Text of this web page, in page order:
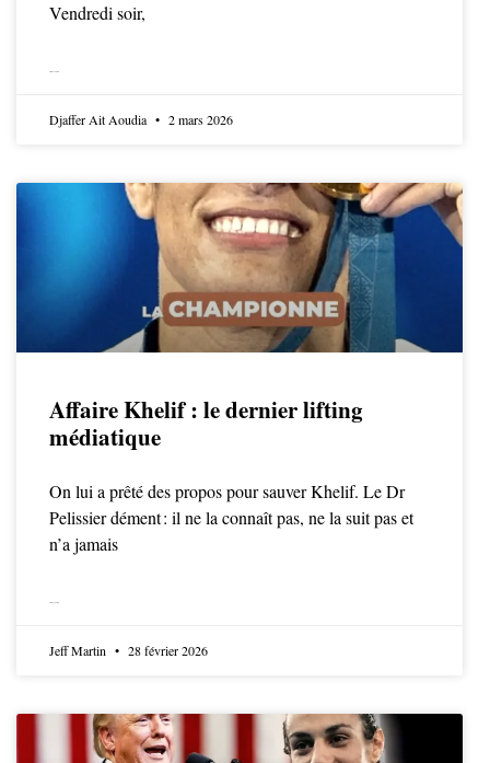
Vendredi soir,
Djaffer Ait Aoudia 2 mars 2026
Affaire Khelif : le dernier lifting
médiatique
On lui a prêté des propos pour sauver Khelif. Le Dr
Pelissier dément : il ne la connaît pas, ne la suit pas et
n’a jamais
Jeff Martin 28 février 2026